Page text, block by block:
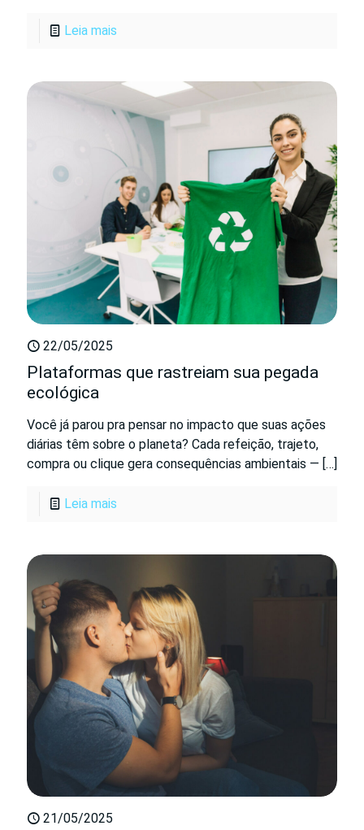
Leia mais
22/05/2025
Plataformas que rastreiam sua pegada
ecológica
Você já parou pra pensar no impacto que suas ações
diárias têm sobre o planeta? Cada refeição, trajeto,
compra ou clique gera consequências ambientais — […]
Leia mais
21/05/2025